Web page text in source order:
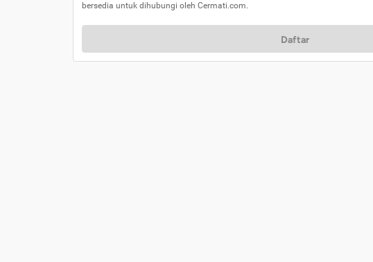
bersedia untuk dihubungi oleh Cermati.com.
Daftar